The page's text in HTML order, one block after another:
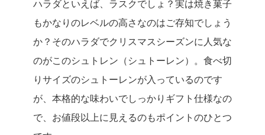
ハラダといえば、ラスクでしょ？実は焼き菓子
もかなりのレベルの高さなのはご存知でしょう
か？そのハラダでクリスマスシーズンに人気な
のがこのシュトレン（シュトーレン）。食べ切
りサイズのシュトーレンが入っているのです
が、本格的な味わいでしっかりギフト仕様なの
で、お値段以上に見えるのもポイントのひとつ